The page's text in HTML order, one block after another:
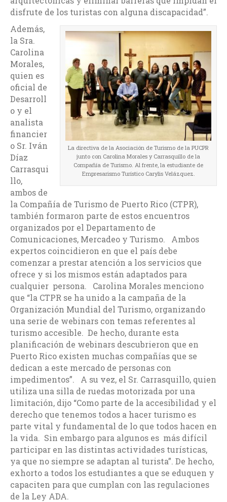
disfrute de los turistas con alguna discapacidad”.
La directiva de la Asociación de Turismo de la PUCPR
junto con Carolina Morales y Carrasquillo de la
Compañía de Turismo. Al frente, la estudiante de
Empresarismo Turístico Carylis Velázquez.
Además,
la Sra.
Carolina
Morales,
quien es
oficial de
Desarroll
o y el
analista
financier
o Sr. Iván
Díaz
Carrasqui
llo,
ambos de
la Compañía de Turismo de Puerto Rico (CTPR),
también formaron parte de estos encuentros
organizados por el Departamento de
Comunicaciones, Mercadeo y Turismo. Ambos
expertos coincidieron en que el país debe
comenzar a prestar atención a los servicios que
ofrece y si los mismos están adaptados para
cualquier persona. Carolina Morales menciono
que “la CTPR se ha unido a la campaña de la
Organización Mundial del Turismo, organizando
una serie de webinars con temas referentes al
turismo accesible. De hecho, durante esta
planificación de webinars descubrieron que en
Puerto Rico existen muchas compañías que se
dedican a este mercado de personas con
impedimentos”. A su vez, el Sr. Carrasquillo, quien
utiliza una silla de ruedas motorizada por una
limitación, dijo “Como parte de la accesibilidad y el
derecho que tenemos todos a hacer turismo es
parte vital y fundamental de lo que todos hacen en
la vida. Sin embargo para algunos es más difícil
participar en las distintas actividades turísticas,
ya que no siempre se adaptan al turista”. De hecho,
exhorto a todos los estudiantes a que se eduquen y
capaciten para que cumplan con las regulaciones
de la Ley ADA.